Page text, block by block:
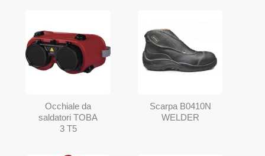
Occhiale da
saldatori TOBA
3 T5
Scarpa B0410N
WELDER